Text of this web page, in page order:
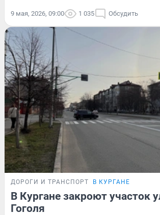
9 мая, 2026, 09:00 1 035 Обсудить
ДОРОГИ И ТРАНСПОРТ В КУРГАНЕ
В Кургане закроют участок
Гоголя